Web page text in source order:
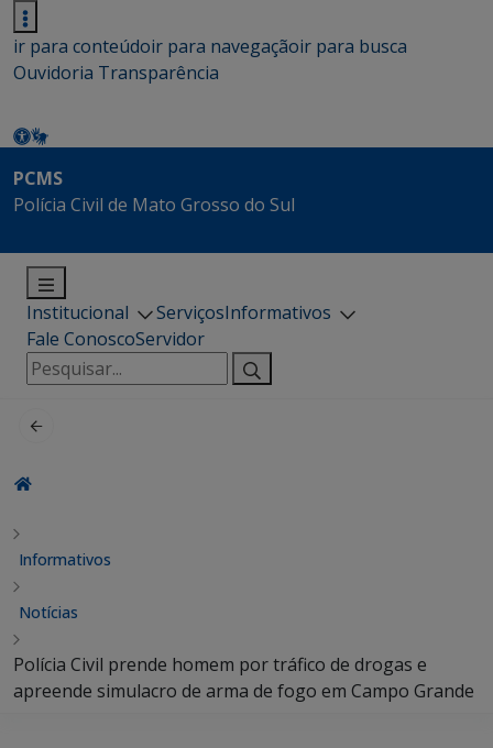
ir para conteúdoir para navegaçãoir para busca
Ouvidoria Transparência
PCMS
Polícia Civil de Mato Grosso do Sul
Institucional ServiçosInformativos
Fale ConoscoServidor
Pesquisar
por:
Informativos
Notícias
Polícia Civil prende homem por tráfico de drogas e
apreende simulacro de arma de fogo em Campo Grande